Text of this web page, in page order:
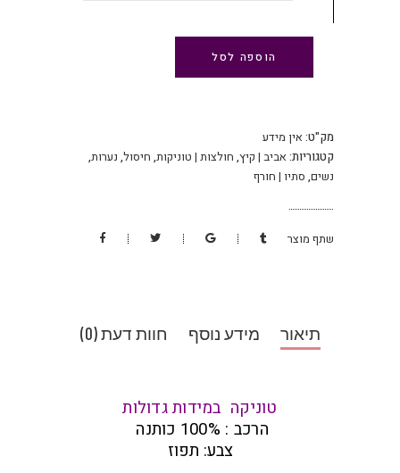
הוספה לסל
מק"ט: אין מידע
קטגוריות: אביב | קיץ, חולצות | טוניקות, חיסול, נערות,
נשים, סתיו | חורף
שתף מוצר
תיאור מידע נוסף חוות דעת (0)
טוניקה במידות גדולות
הרכב : 100% כותנה
צבע: תפוז